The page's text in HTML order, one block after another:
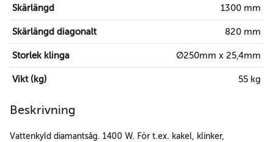
Skärlängd 1300 mm
Skärlängd diagonalt 820 mm
Storlek klinga Ø250mm x 25,4mm
Vikt (kg) 55 kg
Beskrivning
Vattenkyld diamantsåg. 1400 W. För t.ex. kakel, klinker,